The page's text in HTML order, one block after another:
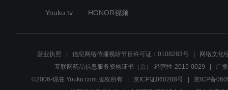
Youku.tv HONOR视频
营业执照 信息网络传播视听节目许可证：0108283号
网络文化
互联网药品信息服务资格证书（京）-经营性-2015-0029
广
©2006-现在 Youku.com 版权所有
京ICP证060288号
京ICP备